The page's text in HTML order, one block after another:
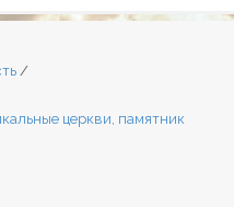
/
церкви, памятник